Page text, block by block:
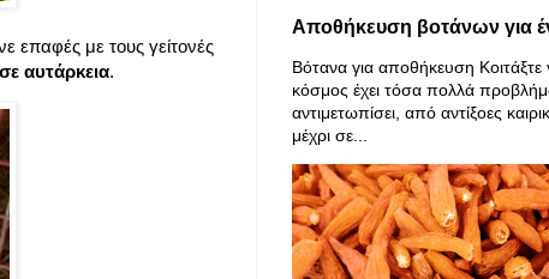
επαφές με τους γείτονές
αυτάρκεια.
Αποθήκευση βοτάνων για
Βότανα για αποθήκευση
κόσμος έχει τόσα πολλά
αντιμετωπίσει, από αντίξοες
μέχρι σε...